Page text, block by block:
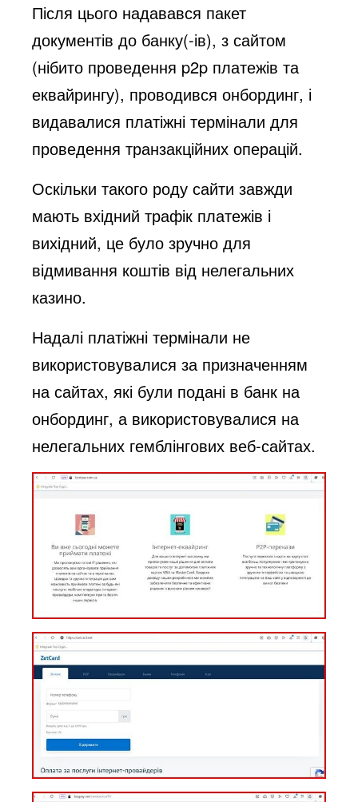
Після цього надавався пакет
документів до банку(-ів), з сайтом
(нібито проведення p2p платежів та
еквайрингу), проводився онбординг, і
видавалися платіжні термінали для
проведення транзакційних операцій.
Оскільки такого роду сайти завжди
мають вхідний трафік платежів і
вихідний, це було зручно для
відмивання коштів від нелегальних
казино.
Надалі платіжні термінали не
використовувалися за призначенням
на сайтах, які були подані в банк на
онбординг, а використовувалися на
нелегальних гемблінгових веб-сайтах.